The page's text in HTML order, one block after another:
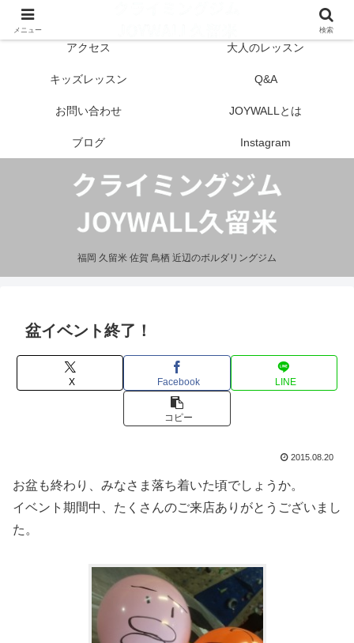
福岡 久留米 佐賀 鳥栖 近辺のボルダリングジム
アクセス 大人のレッスン
キッズレッスン Q&A
お問い合わせ JOYWALLとは
ブログ Instagram
盆イベント終了！
X Facebook LINE
コピー
2015.08.20
お盆も終わり、みなさま落ち着いた頃でしょうか。
イベント期間中、たくさんのご来店ありがとうございまし
た。
メニュー 検索